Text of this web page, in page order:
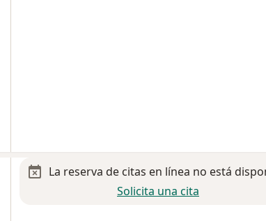
La reserva de citas en línea no está
Solicita una cita